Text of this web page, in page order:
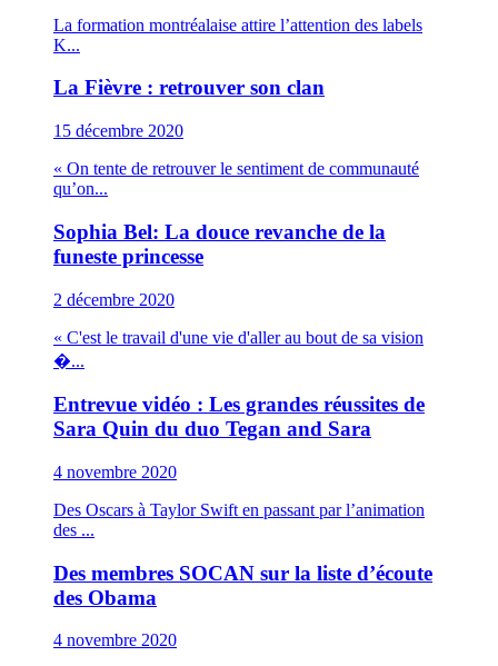
La formation montréalaise attire l’attention des labels
K...
La Fièvre : retrouver son clan
15 décembre 2020
« On tente de retrouver le sentiment de communauté
qu’on...
Sophia Bel: La douce revanche de la
funeste princesse
2 décembre 2020
« C'est le travail d'une vie d'aller au bout de sa vision
�...
Entrevue vidéo : Les grandes réussites de
Sara Quin du duo Tegan and Sara
4 novembre 2020
Des Oscars à Taylor Swift en passant par l’animation
des ...
Des membres SOCAN sur la liste d’écoute
des Obama
4 novembre 2020